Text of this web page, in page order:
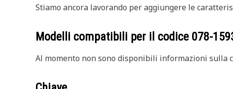
Stiamo ancora lavorando per aggiungere le
Modelli compatibili per il codice 078-
Al momento non sono disponibili informazioni sulla